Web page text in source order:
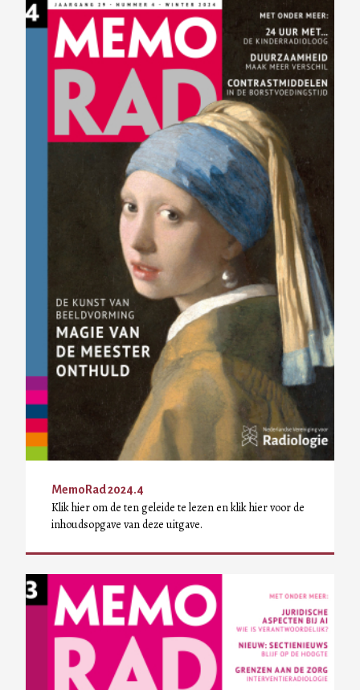
MemoRad 2024.4
Klik hier om de ten geleide te lezen en klik hier voor de
inhoudsopgave van deze uitgave.